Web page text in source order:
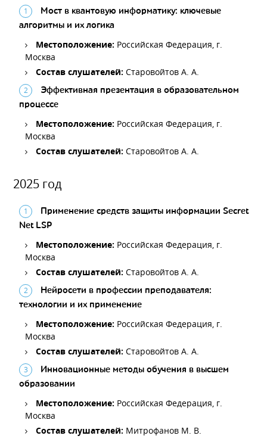
Мост в квантовую информатику: ключевые
алгоритмы и их логика
Местоположение: Российская Федерация, г.
Москва
Состав слушателей:Старовойтов А. А.
Эффективная презентация в образовательном
процессе
Местоположение: Российская Федерация, г.
Москва
Состав слушателей:Старовойтов А. А.
2025 год
Применение средств защиты информации Secret
Net LSP
Местоположение: Российская Федерация, г.
Москва
Состав слушателей:Старовойтов А. А.
Нейросети в профессии преподавателя:
технологии и их применение
Местоположение: Российская Федерация, г.
Москва
Состав слушателей:Старовойтов А. А.
Инновационные методы обучения в высшем
образовании
Местоположение: Российская Федерация, г.
Москва
Состав слушателей: Митрофанов М. В.